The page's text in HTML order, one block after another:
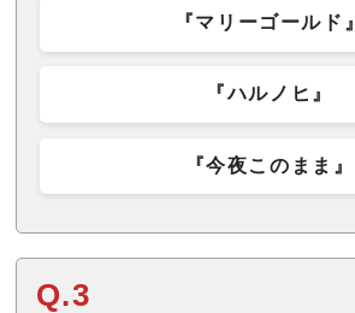
『マリーゴールド』
『ハルノヒ』
『今夜このまま』
Q.3